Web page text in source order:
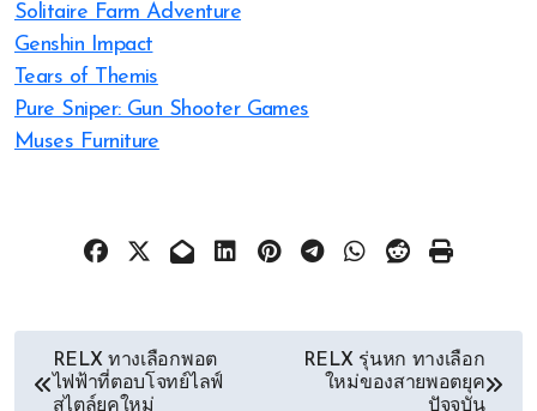
Solitaire Farm Adventure
Genshin Impact
Tears of Themis
Pure Sniper: Gun Shooter Games
Muses Furniture
RELX ทางเลือกพอต
ไฟฟ้าที่ตอบโจทย์ไลฟ์
สไตล์ยุคใหม่
RELX รุ่นหก ทางเลือก
ใหม่ของสายพอตยุค
ปัจจุบัน